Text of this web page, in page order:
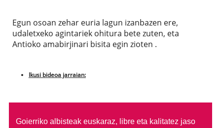
Egun osoan zehar euria lagun izanbazen ere,
udaletxeko agintariek ohitura bete zuten, eta
Antioko amabirjinari bisita egin zioten .
Ikusi bideoa jarraian:
Goierriko albisteak euskaraz, libre eta kalitatez jaso